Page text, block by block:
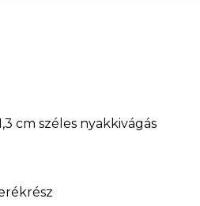
cm széles nyakkivágás